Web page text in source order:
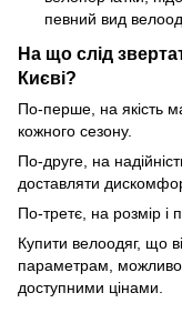
певний вид
На що слід
Києві?
По-перше, на якість
кожного сезону.
По-друге, на
доставляти
По-третє, на розмір і
Купити велоодяг, що
параметрам, можливо
доступними цінами.